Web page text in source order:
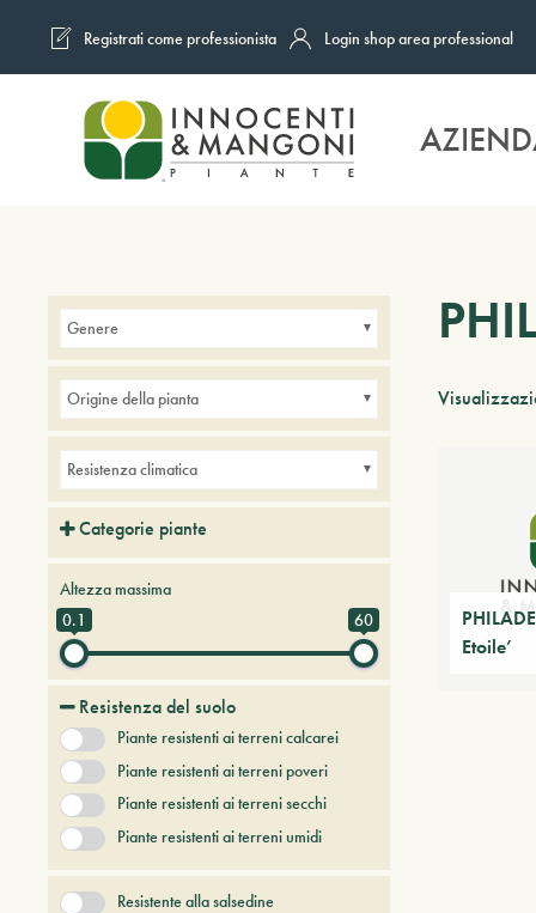
Skip to main content
Registrati come professionista Login shop area professional
Etoile’
Genere
Origine della pianta
Resistenza climatica
Categorie piante
Alberi e arbusti a foglia caduca
Alberi e arbusti persistenti
Alberi e piante del futuro
Conifere
+ Show More
Altezza massima
0.1
60
Resistenza del suolo
Piante resistenti ai terreni calcarei
Piante resistenti ai terreni poveri
Piante resistenti ai terreni secchi
Piante resistenti ai terreni umidi
Resistente alla salsedine